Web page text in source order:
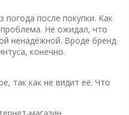
погода после покупки. Как
Не ожидал, что
ненадëжной. Вроде бренд
конечно.
так как не видит её. Что
магазин